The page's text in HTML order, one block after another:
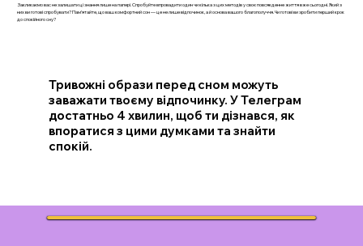
Закликаємо вас не залишати ці знання лише на папері. Спробуйте впровадити один чи кілька з цих методів у своє повсякденне життя вже сьогодні. Який з
них ви готові спробувати? Пам’ятайте, що ваш комфортний сон — це не лише відпочинок, а й основа вашого благополуччя. Чи готові ви зробити перший крок
до спокійного сну?
Тривожні образи перед сном можуть
заважати твоєму відпочинку. У Телеграм
достатньо 4 хвилин, щоб ти дізнався, як
впоратися з цими думками та знайти
спокій.